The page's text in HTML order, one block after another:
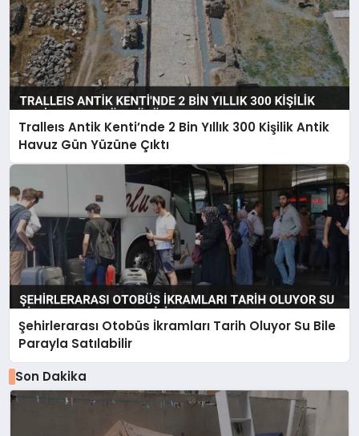
Tralleıs Antik Kenti’nde 2 Bin Yıllık 300 Kişilik Antik
Havuz Gün Yüzüne Çıktı
Şehirlerarası Otobüs İkramları Tarih Oluyor Su Bile
Parayla Satılabilir
Son Dakika